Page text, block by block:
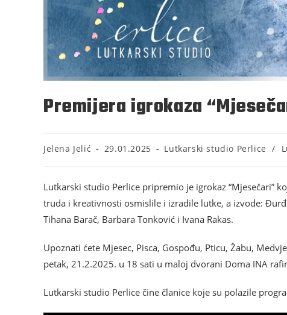
Premijera igrokaza
Jelena Jelić 29.01.2025 Lutkarski studio Perlice /
Lutkarski studio Perlice pripremio je igrokaz “Mjesečari”
truda i kreativnosti osmislile i izradile lutke, a izvode:
Tihana Barač, Barbara Tonković i Ivana Rakas.
Upoznati ćete Mjesec, Pisca, Gospođu, Pticu, Žabu,
petak, 21.2.2025. u 18 sati u maloj dvorani Doma INA
Lutkarski studio Perlice čine članice koje su polazile